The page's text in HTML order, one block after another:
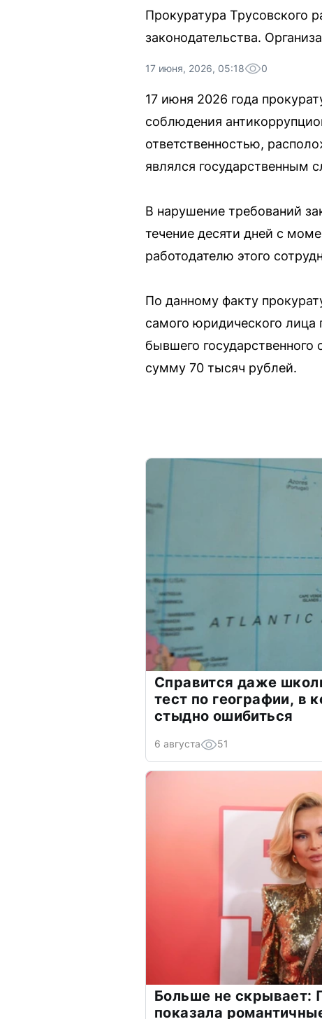
Прокуратура Трусовского
законодательства.
17 июня, 2026, 05:18 0
17 июня 2026 года
соблюдения
ответственностью,
являлся государственным
В нарушение требований
течение десяти дней с
работодателю этого
По данному факту
самого юридического лица
бывшего
сумму 70 тысяч рублей.
Справится даже
тест по географии, в
стыдно ошибиться
6 августа 51
Больше не скрывает:
показала